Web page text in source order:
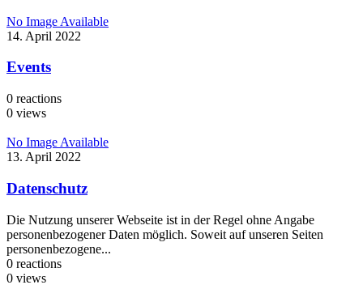
No Image Available
14. April 2022
Events
0 reactions
0 views
No Image Available
13. April 2022
Datenschutz
Die Nutzung unserer Webseite ist in der Regel ohne Angabe
personenbezogener Daten möglich. Soweit auf unseren Seiten
personenbezogene...
0 reactions
0 views